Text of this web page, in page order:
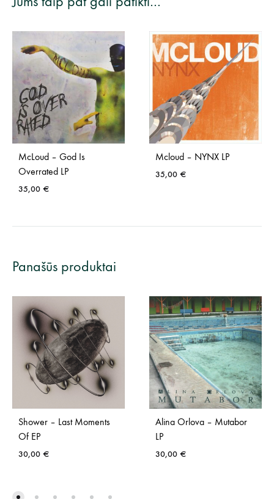
McLoud – God Is
Overrated LP
35,00 €
Mcloud – NYNX LP
35,00 €
Panašūs produktai
Shower – Last Moments
Of EP
30,00 €
Alina Orlova – Mutabor
LP
30,00 €